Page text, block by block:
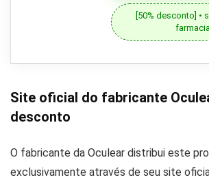
[50% desconto] •
Site oficial do fabricante
desconto
O fabricante da Oculear distribui este
exclusivamente através de seu site